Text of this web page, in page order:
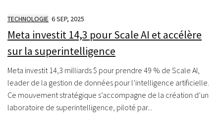
TECHNOLOGIE 6 SEP, 2025
Meta investit 14,3 pour Scale AI et accélère
sur la superintelligence
Meta investit 14,3 milliards $ pour prendre 49 % de Scale AI,
leader de la gestion de données pour l’intelligence artificielle.
Ce mouvement stratégique s’accompagne de la création d’un
laboratoire de superintelligence, piloté par...